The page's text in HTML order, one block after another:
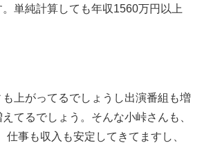
単純計算しても年収1560万円以上
上がってるでしょうし出演番組も増
てるでしょう。そんな小峠さんも、
仕事も収入も安定してきてますし、